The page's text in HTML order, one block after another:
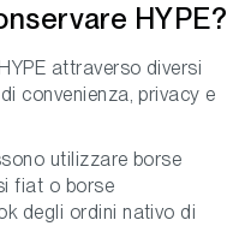
HYPE?
attraverso diversi
convenienza, privacy e
utilizzare borse
fiat o borse
degli ordini nativo di